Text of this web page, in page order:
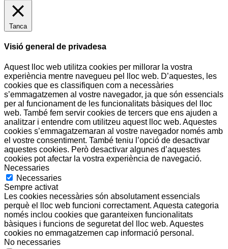
Tanca
Visió general de privadesa
Aquest lloc web utilitza cookies per millorar la vostra
experiència mentre navegueu pel lloc web. D’aquestes, les
cookies que es classifiquen com a necessàries
s’emmagatzemen al vostre navegador, ja que són essencials
per al funcionament de les funcionalitats bàsiques del lloc
web. També fem servir cookies de tercers que ens ajuden a
analitzar i entendre com utilitzeu aquest lloc web. Aquestes
cookies s’emmagatzemaran al vostre navegador només amb
el vostre consentiment. També teniu l’opció de desactivar
aquestes cookies. Però desactivar algunes d’aquestes
cookies pot afectar la vostra experiència de navegació.
Necessaries
Necessaries
Sempre activat
Les cookies necessàries són absolutament essencials
perquè el lloc web funcioni correctament. Aquesta categoria
només inclou cookies que garanteixen funcionalitats
bàsiques i funcions de seguretat del lloc web. Aquestes
cookies no emmagatzemen cap informació personal.
No necessaries